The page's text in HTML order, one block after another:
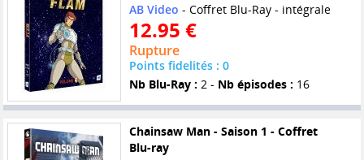
AB Video - Coffret Blu-Ray - intégrale
12.95 €
Rupture
Points fidelités : 0
Nb Blu-Ray : 2 - Nb épisodes : 16
Chainsaw Man - Saison 1 - Coffret
Blu-ray